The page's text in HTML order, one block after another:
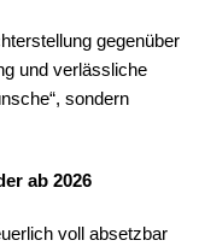
gegenüber
und verlässliche
sondern
ab 2026
voll absetzbar